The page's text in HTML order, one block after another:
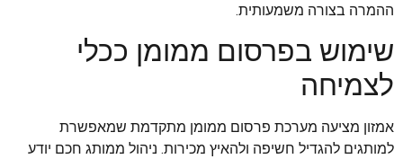
ההמרה בצורה משמעותית.
שימוש בפרסום ממומן ככלי
לצמיחה
אמזון מציעה מערכת פרסום ממומן מתקדמת שמאפשרת
למותגים להגדיל חשיפה ולהאיץ מכירות. ניהול ממותג חכם יודע